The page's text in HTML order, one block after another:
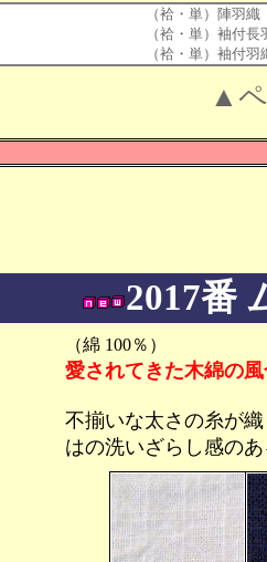
（袷・単）陣羽織
（袷・単）袖付長
（袷・単）袖付羽
▲
2017番
（綿 100％）
愛されてきた木綿の
不揃いな太さの糸が
はの洗いざらし感の